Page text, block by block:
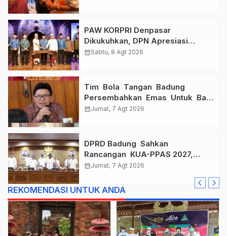
PAW KORPRI Denpasar
Dikukuhkan, DPN Apresiasi
“Sembagi Arutala” untuk Lindungi
calendar_monthSabtu, 8 Agt 2026
Tim Bola Tangan Badung
Persembahkan Emas Untuk Bali
, Taklukkan Jawa Tengah Di
calendar_monthJumat, 7 Agt 2026
DPRD Badung Sahkan
Rancangan KUA-PPAS 2027,
Anggaran Tembus Lebih Dari
calendar_monthJumat, 7 Agt 2026
REKOMENDASI UNTUK ANDA